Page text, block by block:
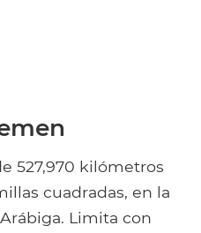
527,970 kilómetros
cuadradas, en la
Limita con